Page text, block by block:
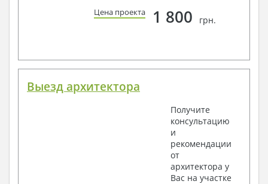
Цена проекта 1 800 грн.
Выезд архитектора
Получите
консультацию
и
рекомендации
от
архитектора у
Вас на участке